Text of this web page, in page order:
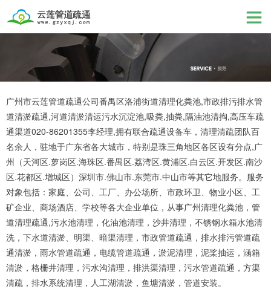
广州市云莲管道疏通公司番禺区洛浦街道清理化粪池,市政排污排水管
道清淤疏通,河道清淤清运污水沉淀池,吸粪,抽粪,隔油池清掏,高压车疏
通渠道020-86201355李经理,拥有联合疏通设备车，清理清疏团队百
名余人，驻地于广东省各大城市，特别是珠三角地区各区设有分点,广
州（天河区.萝岗区.海珠区.番禺区.荔湾区.黄浦区.白云区.开发区.南沙
区.花都区.增城区）深圳市.佛山市.东莞市.中山市等其它地服务。服务
对象包括：家庭、公司、工厂、办公场所、市政环卫、物业小区、工
矿企业、商场酒店、学校等各大企业单位，从事广州清理化粪池，管
道清理疏通,污水池清理，化油池清理，沙井清理，不锈钢水箱水池清
洗，下水道清淤、明渠、暗渠清理，市政管道疏通，排水排污管道疏
通清淤，雨水管道疏通，电缆管道疏通，淤泥清理，泥桨抽运，涵箱
清淤，格栅井清理，污水沟清理，排洪渠清理，污水管道疏通，方渠
清疏，排水系统清理，人工湖清淤，鱼塘清淤，管道安装。